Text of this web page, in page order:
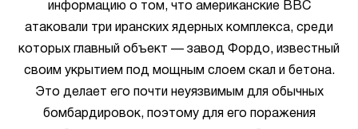
информацию о том, что американские ВВС
атаковали три иранских ядерных комплекса, среди
которых главный объект — завод Фордо, известный
своим укрытием под мощным слоем скал и бетона.
Это делает его почти неуязвимым для обычных
бомбардировок, поэтому для его поражения